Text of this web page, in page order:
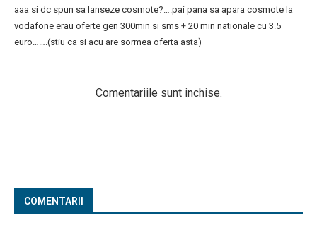
aaa si dc spun sa lanseze cosmote?….pai pana sa apara cosmote la
vodafone erau oferte gen 300min si sms + 20 min nationale cu 3.5
euro…….(stiu ca si acu are sormea oferta asta)
Comentariile sunt inchise.
COMENTARII